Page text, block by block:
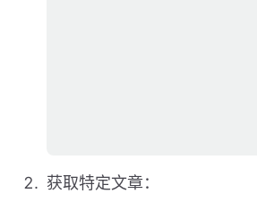
获取特定文章：